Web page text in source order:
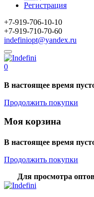
Регистрация
+7-919-706-10-10
+7-919-710-70-60
indefiniopt@yandex.ru
0
В настоящее время
Продолжить покупки
Моя корзина
В настоящее время
Продолжить покупки
Для просмотра